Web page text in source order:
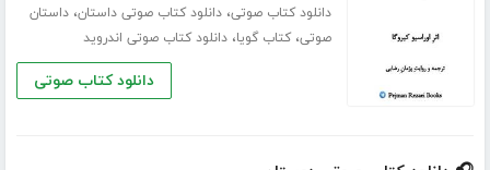
دانلود کتاب صوتی،دانلود کتاب صوتی داستان،داستان
صوتی،کتاب گویا،دانلود کتاب صوتی اندروید
دانلود کتاب صوتی